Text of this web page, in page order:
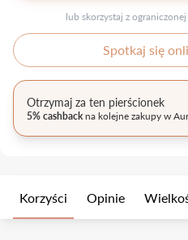
lub skorzystaj z
Spotkaj się
Otrzymaj za ten pierścionek
5% cashbackna kolejne zakupy w
Korzyści Opinie